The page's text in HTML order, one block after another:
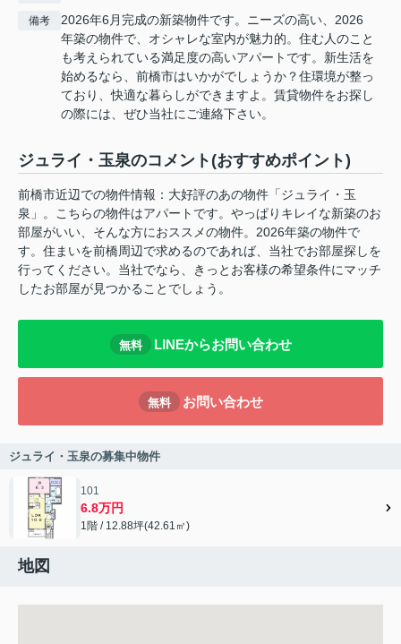
備考
2026年6月完成の新築物件です。ニーズの高い、2026
年築の物件で、オシャレな室内が魅力的。住む人のこと
も考えられている満足度の高いアパートです。新生活を
始めるなら、前橋市はいかがでしょうか？住環境が整っ
ており、快適な暮らしができますよ。賃貸物件をお探し
の際には、ぜひ当社にご連絡下さい。
ジュライ・玉泉のコメント(おすすめポイント)
前橋市近辺での物件情報：大好評のあの物件「ジュライ・玉
泉」。こちらの物件はアパートです。やっぱりキレイな新築のお
部屋がいい、そんな方におススメの物件。2026年築の物件で
す。住まいを前橋周辺で求めるのであれば、当社でお部屋探しを
行ってください。当社でなら、きっとお客様の希望条件にマッチ
したお部屋が見つかることでしょう。
無料 LINEからお問い合わせ
無料 お問い合わせ
ジュライ・玉泉の募集中物件
101
6.8万円
1階 / 12.88坪(42.61㎡)
地図